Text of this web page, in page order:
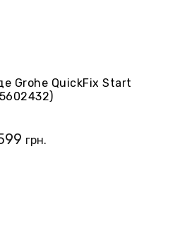
Grohe QuickFix Start
грн.